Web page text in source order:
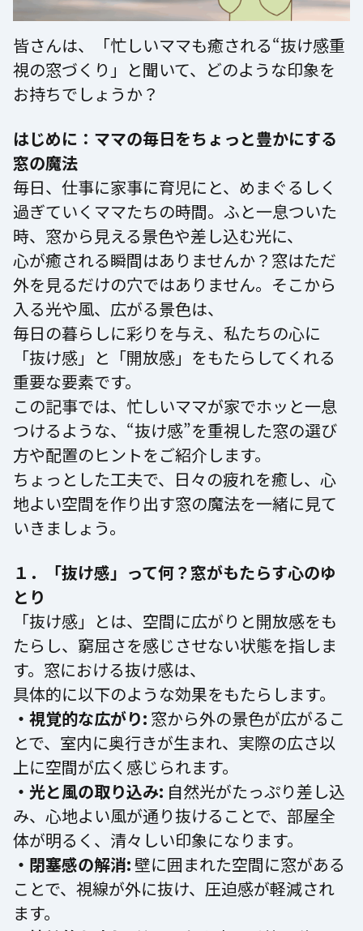
皆さんは、「忙しいママも癒される“抜け感重
視の窓づくり」と聞いて、どのような印象を
お持ちでしょうか？
はじめに：ママの毎日をちょっと豊かにする
窓の魔法
毎日、仕事に家事に育児にと、めまぐるしく
過ぎていくママたちの時間。ふと一息ついた
時、窓から見える景色や差し込む光に、
心が癒される瞬間はありませんか？窓はただ
外を見るだけの穴ではありません。そこから
入る光や風、広がる景色は、
毎日の暮らしに彩りを与え、私たちの心に
「抜け感」と「開放感」をもたらしてくれる
重要な要素です。
この記事では、忙しいママが家でホッと一息
つけるような、“抜け感”を重視した窓の選び
方や配置のヒントをご紹介します。
ちょっとした工夫で、日々の疲れを癒し、心
地よい空間を作り出す窓の魔法を一緒に見て
いきましょう。
１．「抜け感」って何？窓がもたらす心のゆ
とり
「抜け感」とは、空間に広がりと開放感をも
たらし、窮屈さを感じさせない状態を指しま
す。窓における抜け感は、
具体的に以下のような効果をもたらします。
・視覚的な広がり: 窓から外の景色が広がるこ
とで、室内に奥行きが生まれ、実際の広さ以
上に空間が広く感じられます。
・光と風の取り込み: 自然光がたっぷり差し込
み、心地よい風が通り抜けることで、部屋全
体が明るく、清々しい印象になります。
・閉塞感の解消:壁に囲まれた空間に窓がある
ことで、視線が外に抜け、圧迫感が軽減され
ます。